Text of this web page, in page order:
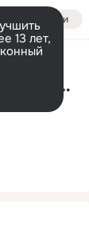
Войти
13 лет,
Fantasie №1 (Mozart)